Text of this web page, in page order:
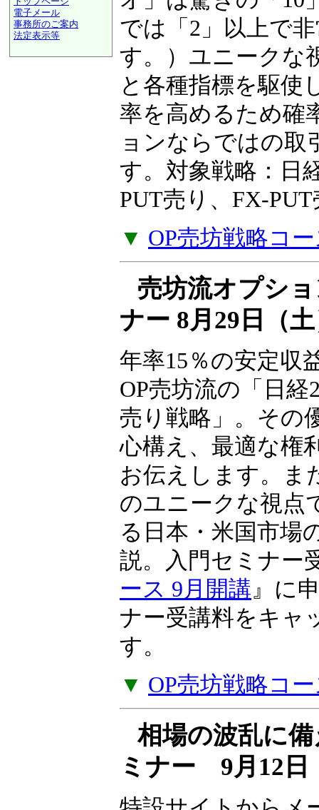
電子メール
事務所のご案内
法定表示等
オ」は驚きの「10
では「2」以上で
す。）ユニークな
と各種指標を駆使
率を高めるため確
ョンならではの取
す。対象戦略：日
PUT売り、FX-
▼ OP売坊戦略コ
売坊流オプシ
ナー 8月29日（
年率15％の安定収
OP売坊流の「日経
売り戦略」。その
心構え、最適な権
お伝えします。ま
のユニークな視点
る日本・米国市場
説。入門セミナー
ース 9月開講』に
ナー受講料をキャ
す。
▼ OP売坊戦略コ
相場の波乱に
ミナー 9月12日